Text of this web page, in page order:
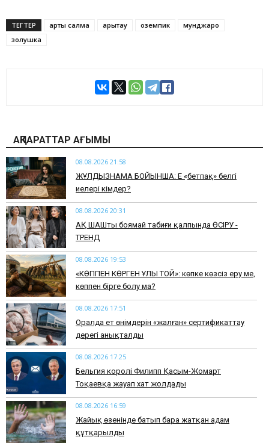
ТЕГТЕР артық салмақ арықтау оземпик
мунджаро
золушка
АҚПАРАТТАР АҒЫМЫ
08.08.2026 21:58
ЖҰЛДЫЗНАМА БОЙЫНША: Ең «бетпақ» белгі
иелері кімдер?
08.08.2026 20:31
АҚ ШАШты боямай табиғи қалпында ӨСІРУ -
ТРЕНД
08.08.2026 19:53
​«КӨППЕН КӨРГЕН ҰЛЫ ТОЙ»: көпке көзсіз еру ме,
көппен бірге болу ма?
08.08.2026 17:51
Оралда ет өнімдерін «жалған» сертификаттау
дерегі анықталды
08.08.2026 17:25
Бельгия королі Филипп Қасым-Жомарт
Тоқаевқа жауап хат жолдады
08.08.2026 16:59
Жайық өзенінде батып бара жатқан адам
құтқарылды